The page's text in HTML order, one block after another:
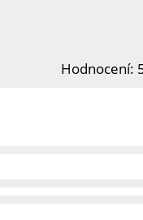
Hodnocení: